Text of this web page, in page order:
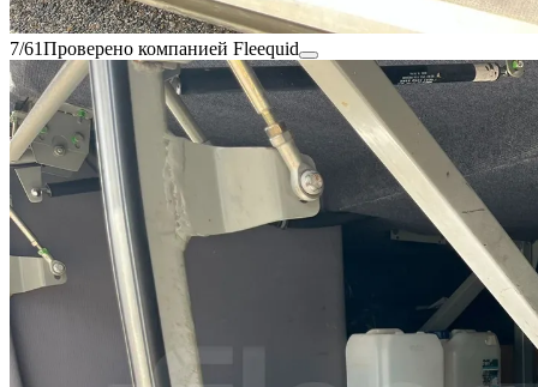
7/61Проверено компанией Fleequid